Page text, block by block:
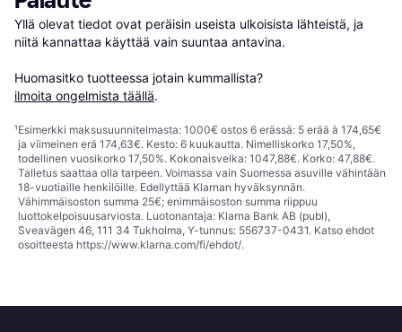
Yllä olevat tiedot ovat peräisin useista ulkoisista lähteistä, ja
niitä kannattaa käyttää vain suuntaa antavina.
Huomasitko tuotteessa jotain kummallista?
ilmoita ongelmista täällä.
¹Esimerkki maksusuunnitelmasta: 1000€ ostos 6 erässä: 5 erää à 174,65€
ja viimeinen erä 174,63€. Kesto: 6 kuukautta. Nimelliskorko 17,50%,
todellinen vuosikorko 17,50%. Kokonaisvelka: 1047,88€. Korko: 47,88€.
Talletus saattaa olla tarpeen. Voimassa vain Suomessa asuville vähintään
18-vuotiaille henkilöille. Edellyttää Klarnan hyväksynnän.
Vähimmäisoston summa 25€; enimmäisoston summa riippuu
luottokelpoisuusarviosta. Luotonantaja: Klarna Bank AB (publ),
Sveavägen 46, 111 34 Tukholma, Y-tunnus: 556737-0431. Katso ehdot
osoitteesta https://www.klarna.com/fi/ehdot/.